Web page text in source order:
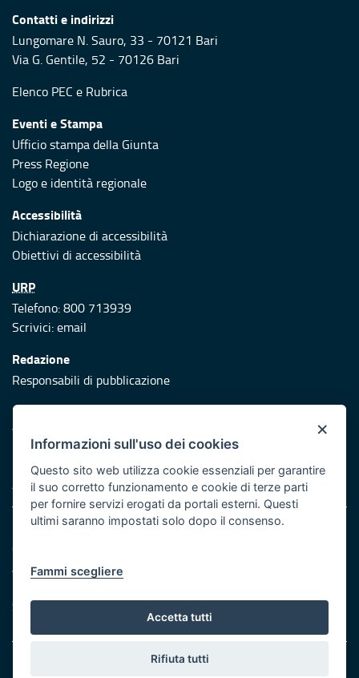
Contatti e indirizzi
Lungomare N. Sauro, 33 - 70121 Bari
Via G. Gentile, 52 - 70126 Bari
Elenco PEC e Rubrica
Eventi e Stampa
Ufficio stampa della Giunta
Press Regione
Logo e identità regionale
Accessibilità
Dichiarazione di accessibilità
Obiettivi di accessibilità
URP
Telefono: 800 713939
Scrivici:email
Redazione
Responsabili di pubblicazione
Protezione civile
Vai al sito di Protezione Civile Puglia
Iniziativa finanziata con risorse del POR Puglia 2014/2020 -
Asse XI
Note legali
Cookie e privacy
Atti di notifica
Servizi Intranet
© Regione Puglia
×
Informazioni sull'uso dei cookies
Questo sito web utilizza cookie essenziali per garantire
il suo corretto funzionamento e cookie di terze parti
per fornire servizi erogati da portali esterni. Questi
ultimi saranno impostati solo dopo il consenso.
Fammi scegliere
Accetta tutti
Rifiuta tutti